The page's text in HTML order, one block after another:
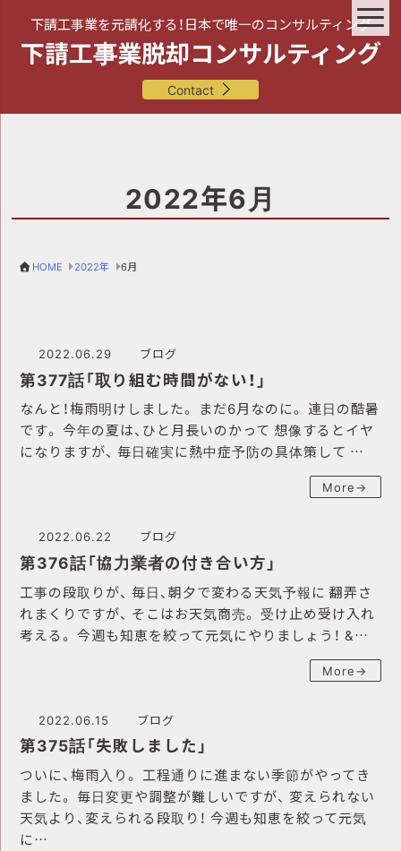
下請工事業を元請化する！日本で唯一のコンサルティング
下請工事業脱却コンサルティング
Contact
2022年6月
HOME 2022年 6月
2022.06.29 ブログ
第377話「取り組む時間がない！」
なんと！梅雨明けしました。 まだ6月なのに。 連日の酷暑
です。 今年の夏は、ひと月長いのかって 想像するとイヤ
になりますが、 毎日確実に熱中症予防の具体策して …
More→
2022.06.22 ブログ
第376話「協力業者の付き合い方」
工事の段取りが、 毎日、朝夕で変わる天気予報に 翻弄さ
れまくりですが、 そこはお天気商売。 受け止め受け入れ
考える。 今週も知恵を絞って元気にやりましょう！ &…
More→
2022.06.15 ブログ
第375話「失敗しました」
ついに、梅雨入り。 工程通りに進まない季節がやってき
ました。 毎日変更や調整が難しいですが、 変えられない
天気より、変えられる段取り！ 今週も知恵を絞って元気
に…